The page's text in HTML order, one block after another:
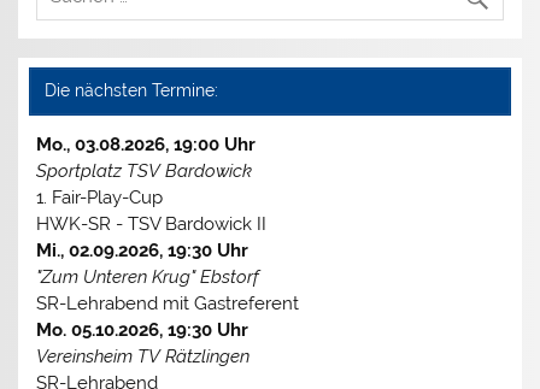
Die nächsten Termine:
Mo., 03.08.2026, 19:00 Uhr
Sportplatz TSV Bardowick
1. Fair-Play-Cup
HWK-SR - TSV Bardowick II
Mi., 02.09.2026, 19:30 Uhr
"Zum Unteren Krug" Ebstorf
SR-Lehrabend mit Gastreferent
Mo. 05.10.2026, 19:30 Uhr
Vereinsheim TV Rätzlingen
SR-Lehrabend